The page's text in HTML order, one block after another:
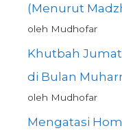
(Menurut
oleh Mudhofar
Khutbah
di Bulan
oleh Mudhofar
Mengatasi